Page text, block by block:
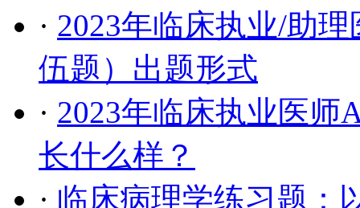
· ​2023年临床执业/助
伍题）出题形式
· 2023年临床执业医师
长什么样？
· 临床病理学练习题：